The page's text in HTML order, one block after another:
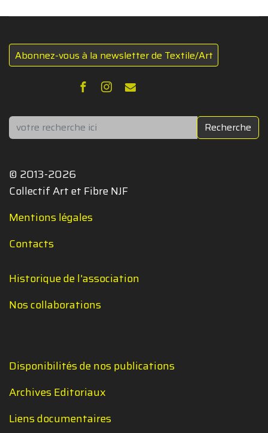
Abonnez-vous à la newsletter de Textile/Art
Rechercher Recherche
© 2013-2026
Collectif Art et Fibre NJF
Mentions légales
Contacts
Historique de l'association
Nos collaborations
Disponibilités de nos publications
Archives Editoriaux
Liens documentaires